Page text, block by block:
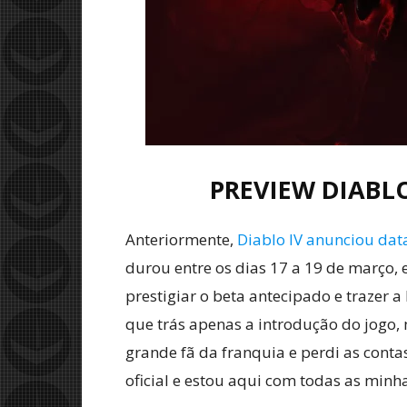
PREVIEW
Anteriormente, Diablo IV anunciou
durou entre os dias 17 a 19 de
prestigiar o beta antecipado e trazer a
que trás apenas a introdução do
grande fã da franquia e perdi as
oficial e estou aqui com todas as